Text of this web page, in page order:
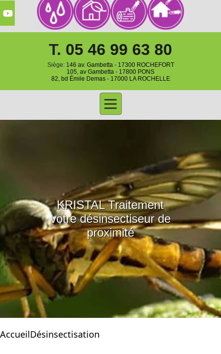
T. 05 46 99 63 80
Siège: 146 av. Gambetta - 17300 ROCHEFORT
105, av Gambetta - 17800 PONS
82, bd Émile Demas - 17000 LA ROCHELLE
KRISTAL Traitement
votre désinsectiseur de
proximité
AccueilDésinsectisation